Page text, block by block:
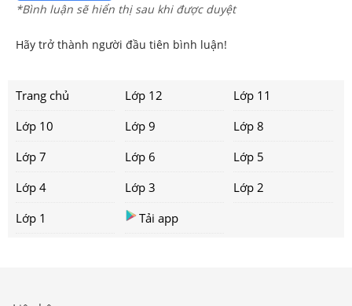
*Bình luận sẽ hiển thị sau khi được duyệt
Hãy trở thành người đầu tiên bình luận!
Trang chủ Lớp 12
Lớp 11
Lớp 10
Lớp 9
Lớp 8
Lớp 7
Lớp 6
Lớp 5
Lớp 4
Lớp 3
Lớp 2
Lớp 1
Tải app